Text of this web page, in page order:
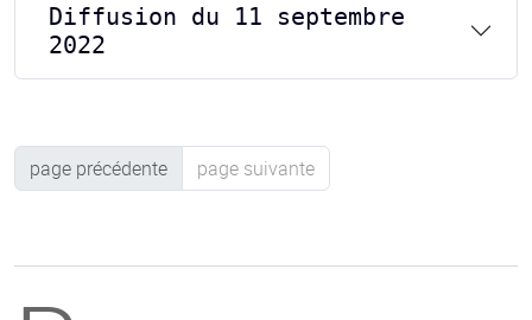
Diffusion du 11 septembre
2022
page précédente page suivante